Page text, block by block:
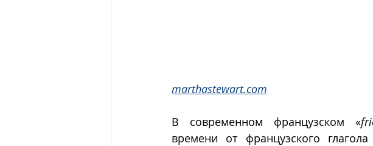
marthastewart.com
В современном французском «
времени от французского